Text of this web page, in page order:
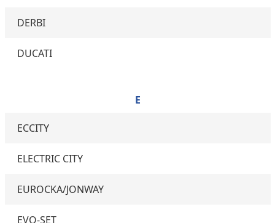
DERBI
DUCATI
E
ECCITY
ELECTRIC CITY
EUROCKA/JONWAY
EVO-SET